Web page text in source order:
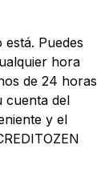
Puedes
hora
de 24 horas
cuenta del
y el